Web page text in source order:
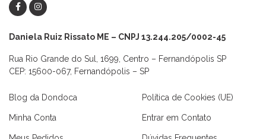
Daniela Ruiz Rissato ME – CNPJ 13.244.205/0002-45
Rua Rio Grande do Sul, 1699, Centro – Fernandópolis SP
CEP: 15600-067, Fernandópolis – SP
Blog da Dondoca
Minha Conta
Política de Cookies (UE)
Entrar em Contato